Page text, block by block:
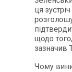
ця
щодо
зазначив
Чому